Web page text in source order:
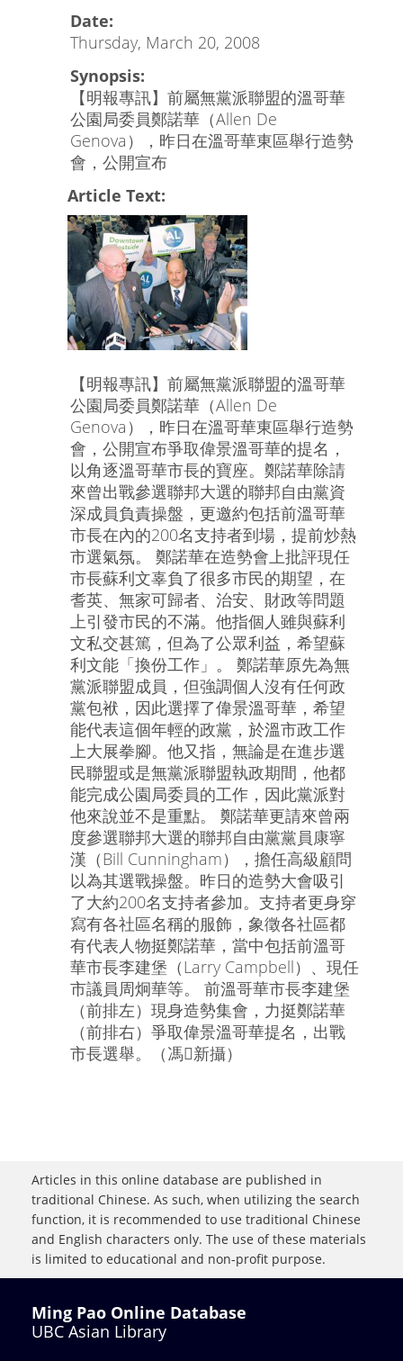
Date:
Thursday, March 20, 2008
Synopsis:
【明報專訊】前屬無黨派聯盟的溫哥華
公園局委員鄭諾華（Allen De
Genova），昨日在溫哥華東區舉行造勢
會，公開宣布
Article Text:
【明報專訊】前屬無黨派聯盟的溫哥華
公園局委員鄭諾華（Allen De
Genova），昨日在溫哥華東區舉行造勢
會，公開宣布爭取偉景溫哥華的提名，
以角逐溫哥華市長的寶座。鄭諾華除請
來曾出戰參選聯邦大選的聯邦自由黨資
深成員負責操盤，更邀約包括前溫哥華
市長在內的200名支持者到場，提前炒熱
市選氣氛。 鄭諾華在造勢會上批評現任
市長蘇利文辜負了很多市民的期望，在
耆英、無家可歸者、治安、財政等問題
上引發市民的不滿。他指個人雖與蘇利
文私交甚篤，但為了公眾利益，希望蘇
利文能「換份工作」。 鄭諾華原先為無
黨派聯盟成員，但強調個人沒有任何政
黨包袱，因此選擇了偉景溫哥華，希望
能代表這個年輕的政黨，於溫市政工作
上大展拳腳。他又指，無論是在進步選
民聯盟或是無黨派聯盟執政期間，他都
能完成公園局委員的工作，因此黨派對
他來說並不是重點。 鄭諾華更請來曾兩
度參選聯邦大選的聯邦自由黨黨員康寧
漢（Bill Cunningham），擔任高級顧問
以為其選戰操盤。昨日的造勢大會吸引
了大約200名支持者參加。支持者更身穿
寫有各社區名稱的服飾，象徵各社區都
有代表人物挺鄭諾華，當中包括前溫哥
華市長李建堡（Larry Campbell）、現任
市議員周炯華等。 前溫哥華市長李建堡
（前排左）現身造勢集會，力挺鄭諾華
（前排右）爭取偉景溫哥華提名，出戰
市長選舉。（馮新攝）
Articles in this online database are published in
traditional Chinese. As such, when utilizing the search
function, it is recommended to use traditional Chinese
and English characters only. The use of these materials
is limited to educational and non-profit purpose.
Ming Pao Online Database
UBC Asian Library